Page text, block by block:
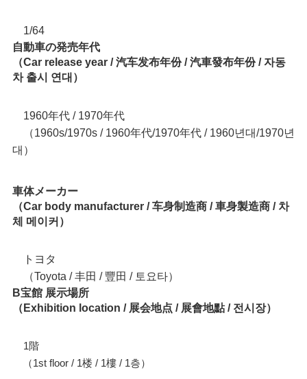
1/64
自動車の発売年代
（Car release year / 汽车发布年份 / 汽車發布年份 / 자동
차 출시 연대）
1960年代 / 1970年代
（1960s/1970s / 1960年代/1970年代 / 1960년대/1970년
대）
車体メーカー
（Car body manufacturer / 车身制造商 / 車身製造商 / 차
체 메이커）
トヨタ
（Toyota / 丰田 / 豐田 / 토요타）
B宝館 展示場所
（Exhibition location / 展会地点 / 展會地點 / 전시장）
1階
（1st floor / 1楼 / 1樓 / 1층）